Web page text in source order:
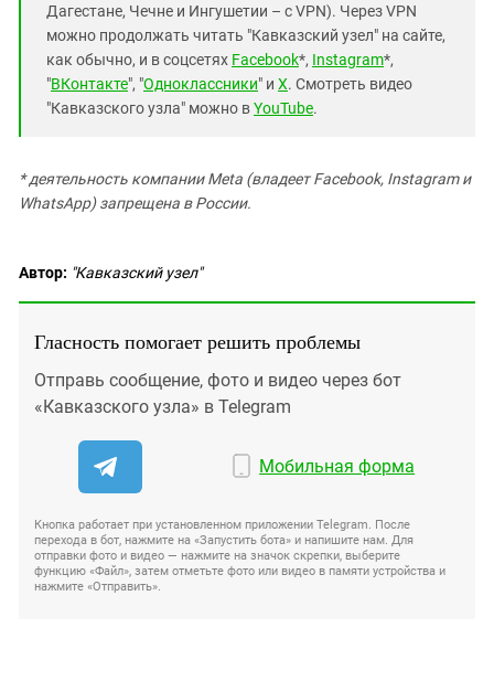
Дагестане, Чечне и Ингушетии – с VPN). Через VPN
можно продолжать читать "Кавказский узел" на сайте,
как обычно, и в соцсетях Facebook*, Instagram*,
"ВКонтакте", "Одноклассники" и X. Смотреть видео
"Кавказского узла" можно вYouTube.
* деятельность компании Meta (владеет Facebook, Instagram и
WhatsApp) запрещена в России.
Автор: "Кавказский узел"
Гласность помогает решить проблемы
Отправь сообщение, фото и видео через бот
«Кавказского узла» в Telegram
Мобильная форма
Кнопка работает при установленном приложении Telegram. После
перехода в бот, нажмите на «Запустить бота» и напишите нам. Для
отправки фото и видео — нажмите на значок скрепки, выберите
функцию «Файл», затем отметьте фото или видео в памяти устройства и
нажмите «Отправить».